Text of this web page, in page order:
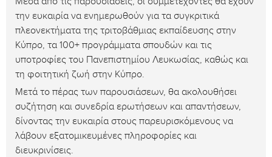
την ευκαιρία να ενημερωθούν για τα συγκριτικά
πλεονεκτήματα της τριτοβάθμιας εκπαίδευσης στην
Κύπρο, τα 100+ προγράμματα σπουδών και τις
υποτροφίες του Πανεπιστημίου Λευκωσίας, καθώς και
τη φοιτητική ζωή στην Κύπρο.
Μετά το πέρας των παρουσιάσεων, θα ακολουθήσει
συζήτηση και συνεδρία ερωτήσεων και απαντήσεων,
δίνοντας την ευκαιρία στους παρευρισκόμενους να
λάβουν εξατομικευμένες πληροφορίες και
διευκρινίσεις.